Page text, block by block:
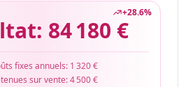
+28.6%
84 180 €
fixes annuels: 1 320 €
sur vente:4 500 €